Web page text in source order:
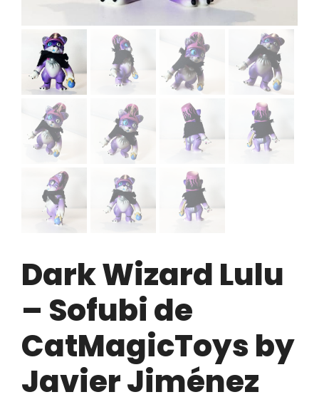
Dark Wizard Lulu
– Sofubi de
CatMagicToys by
Javier Jiménez